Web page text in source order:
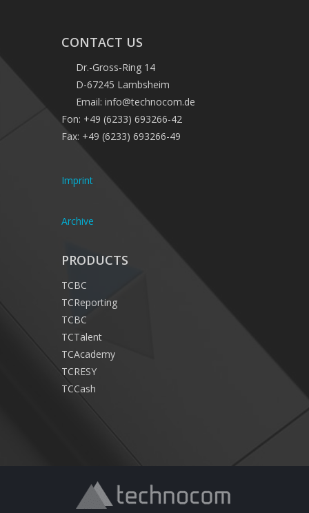
CONTACT US
Dr.-Gross-Ring 14
D-67245 Lambsheim
Email: info@technocom.de
Fon: +49 (6233) 693266-42
Fax: +49 (6233) 693266-49
Imprint
Archive
PRODUCTS
TCBC
TCReporting
TCBC
TCTalent
TCAcademy
TCRESY
TCCash